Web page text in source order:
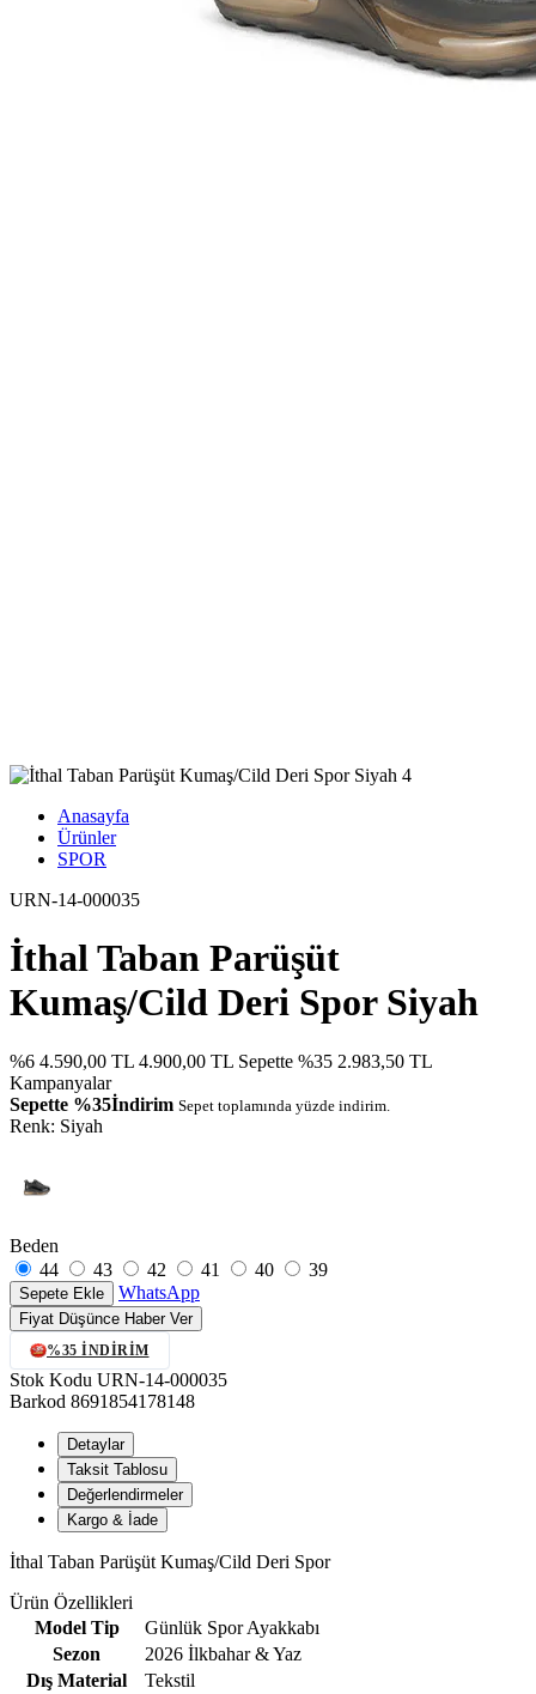
Anasayfa
Ürünler
SPOR
URN-14-000035
İthal Taban Parüşüt
Kumaş/Cild Deri Spor Siyah
%6 4.590,00 TL 4.900,00 TL Sepette %35 2.983,50 TL
Kampanyalar
Sepette %35İndirim Sepet toplamında yüzde indirim.
Renk: Siyah
Beden
44
43 42 41 40 39
Sepete Ekle WhatsApp
Fiyat Düşünce Haber Ver
%35 İNDIRIM
Stok Kodu URN-14-000035
Barkod 8691854178148
Detaylar
Taksit Tablosu
Değerlendirmeler
Kargo & İade
İthal Taban Parüşüt Kumaş/Cild Deri Spor
Ürün Özellikleri
Model Tip
Günlük Spor Ayakkabı
Sezon
2026 İlkbahar & Yaz
Dış Material
Tekstil